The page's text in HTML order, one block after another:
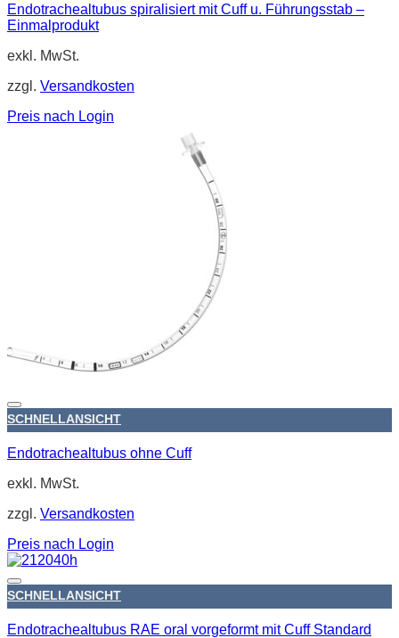
Endotrachealtubus spiralisiert mit Cuff u. Führungsstab –
Einmalprodukt
exkl. MwSt.
zzgl. Versandkosten
Preis nach Login
SCHNELLANSICHT
Endotrachealtubus ohne Cuff
exkl. MwSt.
zzgl. Versandkosten
Preis nach Login
SCHNELLANSICHT
Endotrachealtubus RAE oral vorgeformt mit Cuff Standard